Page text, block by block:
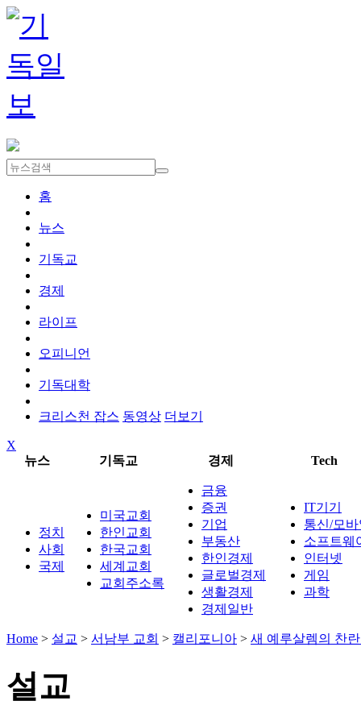
홈
뉴스
기독교
경제
라이프
오피니언
기독대학
크리스천 잡스 동영상 더보기
X
뉴스
기독교 경제 Tech
정치
사회
국제
미국교회
한인교회
한국교회
세계교회
교회주소록
금융
증권
기업
부동산
한인경제
글로벌경제
생활경제
경제일반
IT기기
통신/모
소프트웨
인터넷
게임
과학
Home > 설교 > 서남부 교회 > 캘리포니아 > 새 예루살렘의 찬
설교